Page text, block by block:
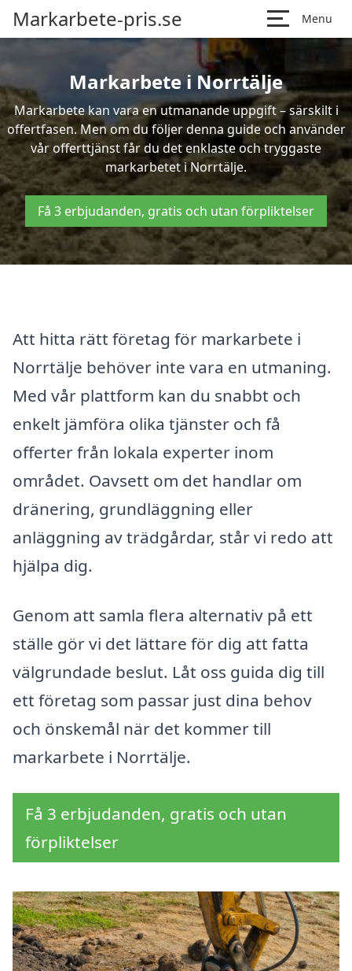
Markarbete-pris.se Menu
Markarbete i Norrtälje
Markarbete kan vara en utmanande uppgift – särskilt i
offertfasen. Men om du följer denna guide och använder
vår offerttjänst får du det enklaste och tryggaste
markarbetet i Norrtälje.
Få 3 erbjudanden, gratis och utan förpliktelser
Att hitta rätt företag för markarbete i
Norrtälje behöver inte vara en utmaning.
Med vår plattform kan du snabbt och
enkelt jämföra olika tjänster och få
offerter från lokala experter inom
området. Oavsett om det handlar om
dränering, grundläggning eller
anläggning av trädgårdar, står vi redo att
hjälpa dig.
Genom att samla flera alternativ på ett
ställe gör vi det lättare för dig att fatta
välgrundade beslut. Låt oss guida dig till
ett företag som passar just dina behov
och önskemål när det kommer till
markarbete i Norrtälje.
Få 3 erbjudanden, gratis och utan
förpliktelser